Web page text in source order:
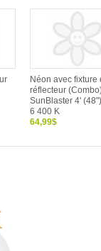
Néon avec fixture
réflecteur
SunBlaster 4'
6 400 K
64,99$